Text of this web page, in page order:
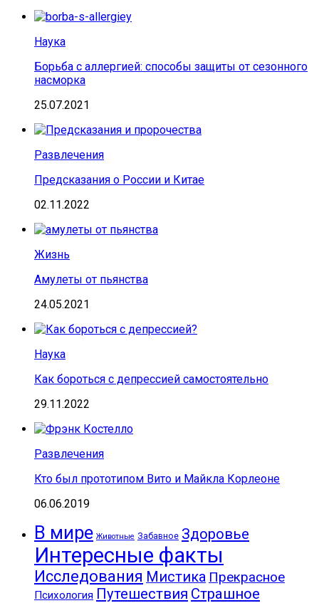
Наука
Борьба с аллергией: способы защиты от сезонного
насморка
25.07.2021
Развлечения
Предсказания о России и Китае
02.11.2022
Жизнь
Амулеты от пьянства
24.05.2021
Наука
Как бороться с депрессией самостоятельно
29.11.2022
Развлечения
Кто был прототипом Вито и Майкла Корлеоне
06.06.2019
В мире Животные Забавное Здоровье
Интересные факты
Исследования Мистика Прекрасное
Психология Путешествия Страшное